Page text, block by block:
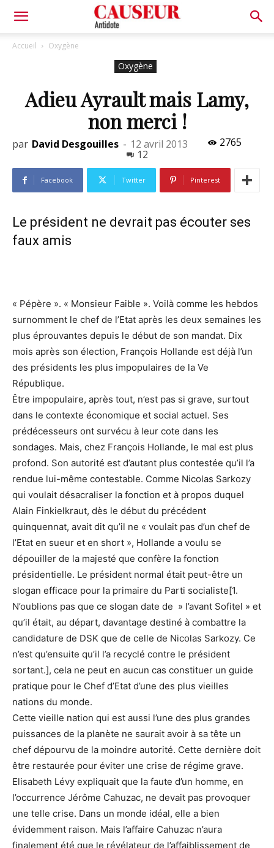
Antidote
Accueil Oxygène
Oxygène
Adieu Ayrault mais Lamy,
non merci !
par David Desgouilles - 12 avril 2013
2765
12
Facebook Twitter Pinterest
Le président ne devrait pas écouter ses
faux amis
« Pépère ». « Monsieur Faible ». Voilà comme les hebdos
surnomment le chef de l’Etat après les deux semaines les
plus éprouvantes depuis le début de son mandat. Dix
mois après son élection, François Hollande est déjà l’un
des présidents les plus impopulaires de la Ve
République.
Être impopulaire, après tout, n’est pas si grave, surtout
dans le contexte économique et social actuel. Ses
prédécesseurs ont survécu à leur cote dans les
sondages. Mais, chez François Hollande, le mal est plus
profond. Son autorité est d’autant plus contestée qu’il l’a
rendue lui-même contestable. Comme Nicolas Sarkozy
qui voulait désacraliser la fonction et à propos duquel
Alain Finkielkraut, dès le début du précédent
quinquennat, avait dit qu’il ne « voulait pas d’un chef de
l’Etat en sueur et en short », Hollande a voulu se
dépouiller de la majesté que confère la fonction
présidentielle. Le président normal était peut-être un
slogan efficace pour la primaire du Parti socialiste[1.
N’oublions pas que ce slogan date de » l’avant Sofitel » et
qu’il était, au départ, davantage destiné à combattre la
candidature de DSK que de celle de Nicolas Sarkozy. Ce
n’est qu’ensuite qu’il l’a recyclé contre le président
sortant.], cela ne peut en aucun cas constituer un guide
pratique pour le Chef d’Etat d’une des plus vieilles
nations du monde.
Cette vieille nation qui est aussi l’une des plus grandes
puissances de la planète ne saurait avoir à sa tête un
chef dépourvu de la moindre autorité. Cette dernière doit
être restaurée pour éviter une crise de régime grave.
Elisabeth Lévy expliquait que la faute d’un homme, en
l’occurrence Jérôme Cahuzac, ne devait pas provoquer
une telle crise. Dans un monde idéal, elle a bien
évidemment raison. Mais l’affaire Cahuzac n’aura
finalement été que le révélateur de l’affaiblissement de